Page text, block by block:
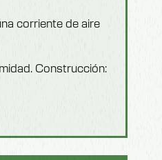
corriente de aire
Construcción: